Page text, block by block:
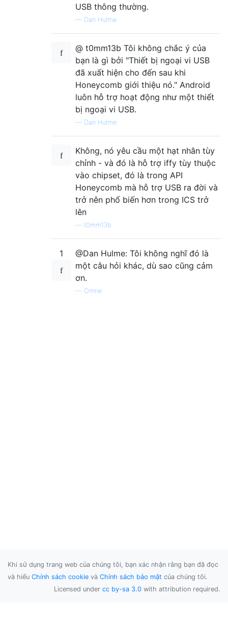
USB thông thường.
— Dan Hulme
@ t0mm13b Tôi không chắc ý của
bạn là gì bởi "Thiết bị ngoại vi USB
đã xuất hiện cho đến sau khi
Honeycomb giới thiệu nó." Android
luôn hỗ trợ hoạt động như một thiết
bị ngoại vi USB.
— Dan Hulme
Không, nó yêu cầu một hạt nhân tùy
chỉnh - và đó là hỗ trợ iffy tùy thuộc
vào chipset, đó là trong API
Honeycomb mà hỗ trợ USB ra đời và
trở nên phổ biến hơn trong ICS trở
lên
t0mm13b
1
@Dan Hulme: Tôi không nghĩ đó là
một câu hỏi khác, dù sao cũng cảm
ơn.
— Omne
Khi sử dụng trang web của chúng tôi, bạn xác nhận rằng bạn đã đọc
và hiểu Chính sách cookie và Chính sách bảo mật của chúng tôi.
Licensed under cc by-sa 3.0 with attribution required.